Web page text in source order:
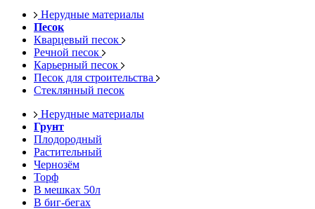
Нерудные материалы
Песок
Кварцевый песок
Речной песок
Карьерный песок
Песок для строительства
Стеклянный песок
Нерудные материалы
Грунт
Плодородный
Растительный
Чернозём
Торф
В мешках 50л
В биг-бегах